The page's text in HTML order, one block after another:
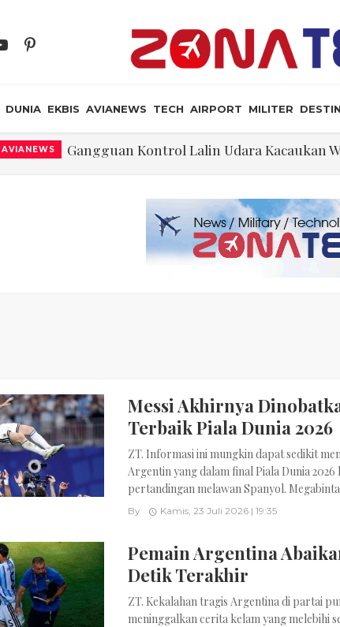
DUNIA EKBIS AVIANEWS TECH AIRPORT MILITER
DUNIA El-Sayed, Palestina, dan Peluang Diplomasi
Dua Pesawat Nyaris Tabrakan di Haneda
Trump Batasi Hak Kewarganegaraan Lewat
Sjafrie Sjamsoeddin: Jangan Sakiti Hati
Messi Akhirnya
Terbaik Piala Dunia 2026
ZT. Informasi ini mungkin dapat sedikit
Argentin yang dalam final Piala Dunia
pertandingan melawan Spanyol.
By Kamis, 23 Juli 2026 | 19:35
Pemain Argentina
Detik Terakhir
ZT. Kekalahan tragis Argentina di partai
meninggalkan cerita kelam yang melebihi